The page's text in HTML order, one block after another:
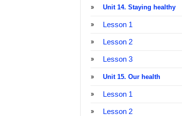
Unit 14. Staying healthy
Lesson 1
Lesson 2
Lesson 3
Unit 15. Our health
Lesson 1
Lesson 2